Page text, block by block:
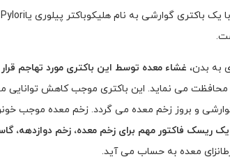
به بدن، غشاء معده توسط این باکتری مورد تهاجم
می نماید. این باکتری موجب کاهش توانایی
و بروز زخم معده می گردد. زخم معده موجب
یک ریسک فاکتور مهم برای زخم معده، زخم دوازدهه،
معده به حساب می آید.